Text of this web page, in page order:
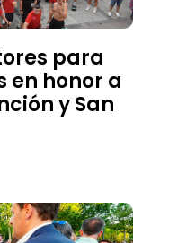
para
en honor a
y San